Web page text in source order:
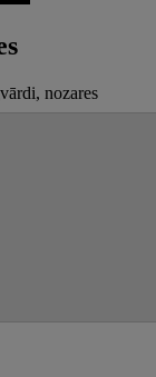
nozares